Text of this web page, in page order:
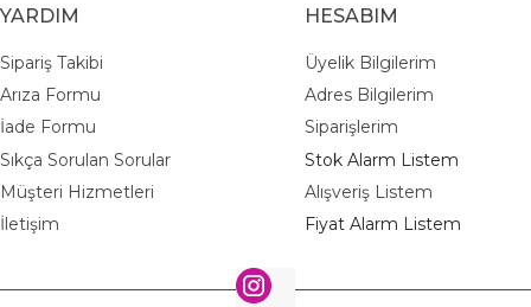
YARDIM
Sipariş Takibi
Arıza Formu
İade Formu
Sıkça Sorulan Sorular
Müşteri Hizmetleri
İletişim
HESABIM
Üyelik Bilgilerim
Adres Bilgilerim
Siparişlerim
Stok Alarm Listem
Alışveriş Listem
Fiyat Alarm Listem